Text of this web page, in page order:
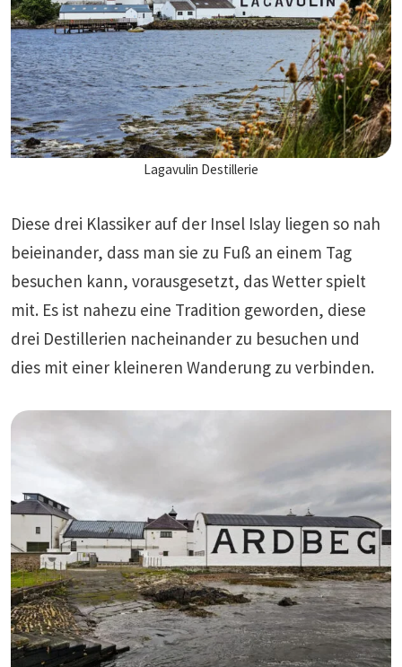
Lagavulin Destillerie
Diese drei Klassiker auf der Insel Islay liegen so nah
beieinander, dass man sie zu Fuß an einem Tag
besuchen kann, vorausgesetzt, das Wetter spielt
mit. Es ist nahezu eine Tradition geworden, diese
drei Destillerien nacheinander zu besuchen und
dies mit einer kleineren Wanderung zu verbinden.